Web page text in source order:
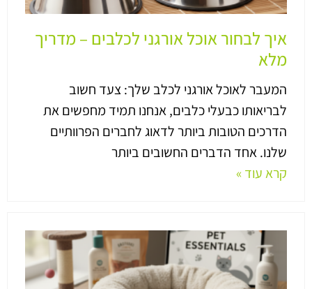
איך לבחור אוכל אורגני לכלבים – מדריך
מלא
המעבר לאוכל אורגני לכלב שלך: צעד חשוב
לבריאותו כבעלי כלבים, אנחנו תמיד מחפשים את
הדרכים הטובות ביותר לדאוג לחברים הפרוותיים
שלנו. אחד הדברים החשובים ביותר
קרא עוד »